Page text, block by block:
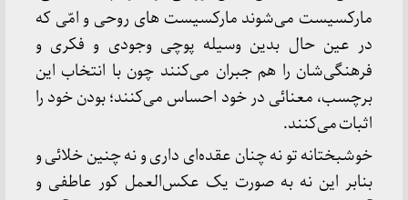
مارکسیست می‌شوند مارکسیست های روحی و امّی که
در عین حال بدین وسیله پوچی وجودی و فکری و
فرهنگی‌شان را هم جبران می‌کنند چون با انتخاب این
برچسب، معنائی در خود احساس می‌کنند؛ بودن خود را
اثبات می‌کنند.
خوشبختانه تو نه چنان عقده‌ای داری و نه چنین خلائی و
بنابر این نه به صورت یک عکس‌العمل کور عاطفی و